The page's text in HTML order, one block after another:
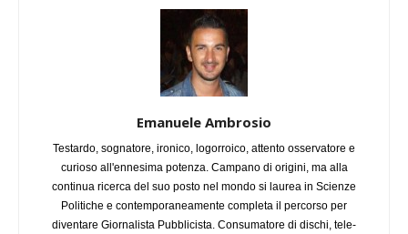
Emanuele Ambrosio
Testardo, sognatore, ironico, logorroico, attento osservatore e
curioso all'ennesima potenza. Campano di origini, ma alla
continua ricerca del suo posto nel mondo si laurea in Scienze
Politiche e contemporaneamente completa il percorso per
diventare Giornalista Pubblicista. Consumatore di dischi, tele-